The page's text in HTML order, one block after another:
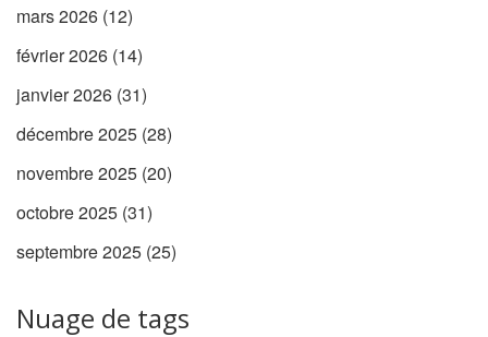
mars 2026 (12)
février 2026 (14)
janvier 2026 (31)
décembre 2025 (28)
novembre 2025 (20)
octobre 2025 (31)
septembre 2025 (25)
Nuage de tags